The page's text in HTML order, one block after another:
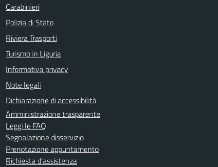
Carabinieri
Polizia di Stato
Riviera Trasporti
Turismo in Liguria
Informativa privacy
Note legali
Dichiarazione di accessibilità
Amministrazione trasparente
Leggi le FAQ
Segnalazione disservizio
Prenotazione appuntamento
Richiesta d'assistenza